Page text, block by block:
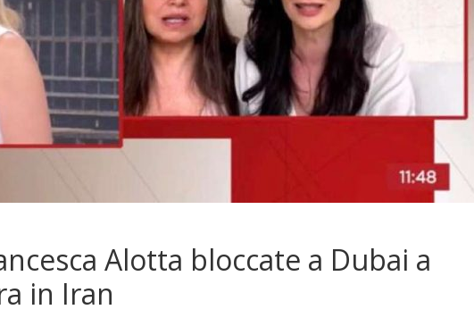
Alotta bloccate a Dubai a
in Iran